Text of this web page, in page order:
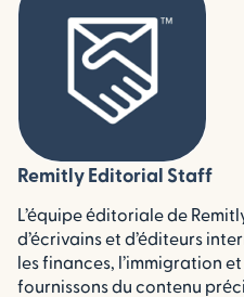
Remitly Editorial Staff
L’équipe éditoriale de
d’écrivains et d’éditeurs
les finances, l’immigration
fournissons du contenu